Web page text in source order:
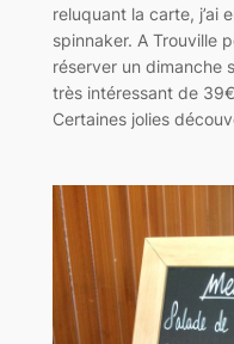
reluquant la carte, j’ai
spinnaker. A Trouville
réserver un dimanche
très intéressant de
Certaines jolies